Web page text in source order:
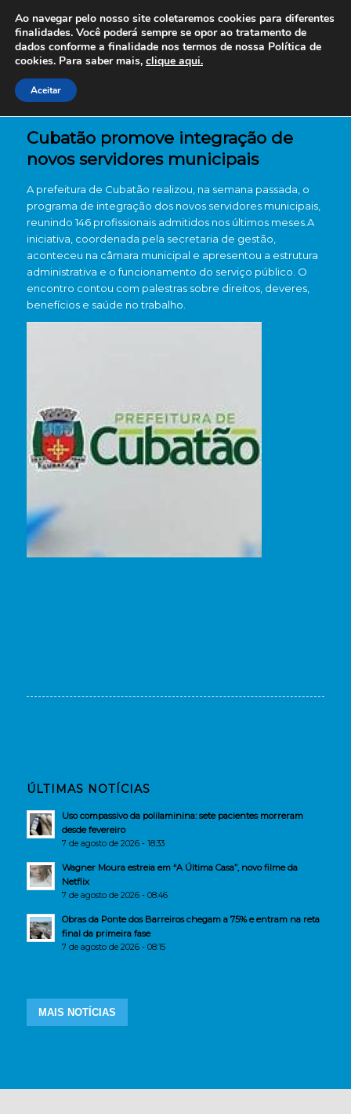
Cubatão promove integração de
novos servidores municipais
A prefeitura de Cubatão realizou, na semana passada, o
programa de integração dos novos servidores municipais,
reunindo 146 profissionais admitidos nos últimos meses.A
iniciativa, coordenada pela secretaria de gestão,
aconteceu na câmara municipal e apresentou a estrutura
administrativa e o funcionamento do serviço público. O
encontro contou com palestras sobre direitos, deveres,
benefícios e saúde no trabalho.
ÚLTIMAS NOTÍCIAS
Uso compassivo da polilaminina: sete pacientes morreram
desde fevereiro
7 de agosto de 2026 - 18:33
Wagner Moura estreia em “A Última Casa”, novo filme da
Netflix
7 de agosto de 2026 - 08:46
Obras da Ponte dos Barreiros chegam a 75% e entram na reta
final da primeira fase
7 de agosto de 2026 - 08:15
MAIS NOTÍCIAS
Ao navegar pelo nosso site coletaremos cookies para diferentes
finalidades. Você poderá sempre se opor ao tratamento de
dados conforme a finalidade nos termos de nossa Política de
cookies. Para saber mais, clique aqui.
Aceitar